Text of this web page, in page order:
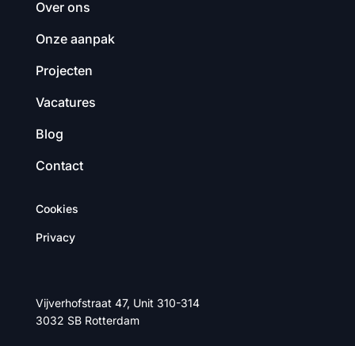
Over ons
Onze aanpak
Projecten
Vacatures
Blog
Contact
Cookies
Privacy
Vijverhofstraat 47, Unit 310-314
3032 SB Rotterdam